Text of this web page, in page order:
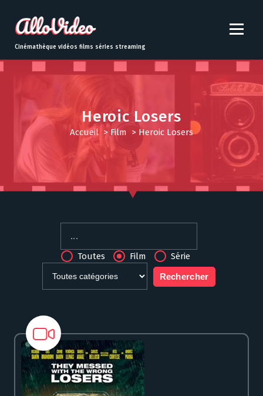
t
o
Cinémathèque vidéos films séries streaming
Heroic Losers
Accueil> Film > Heroic Losers
Toutes Film Série